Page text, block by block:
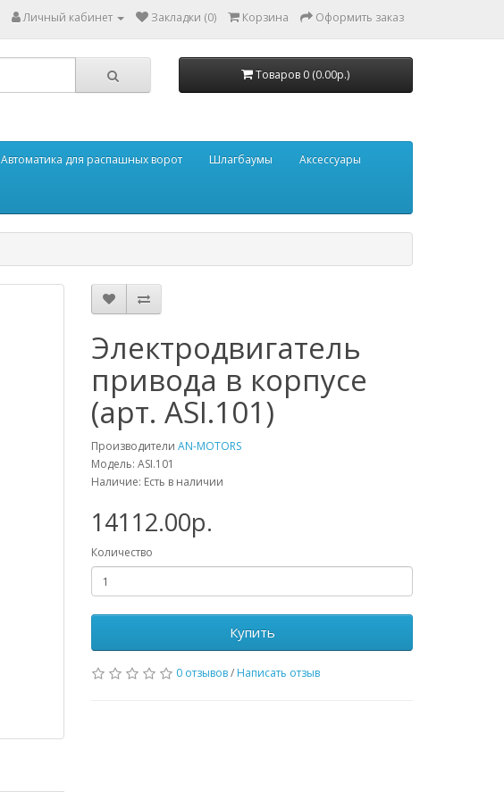
Личный кабинет Закладки (0) Корзина Оформить заказ
Товаров 0 (0.00р.)
Автоматика для распашных ворот Шлагбаумы Аксессуары
Электродвигатель
привода в корпусе
(арт. ASI.101)
Производители AN-MOTORS
Модель: ASI.101
Наличие: Есть в наличии
14112.00р.
Количество
Купить
0 отзывов/ Написать отзыв